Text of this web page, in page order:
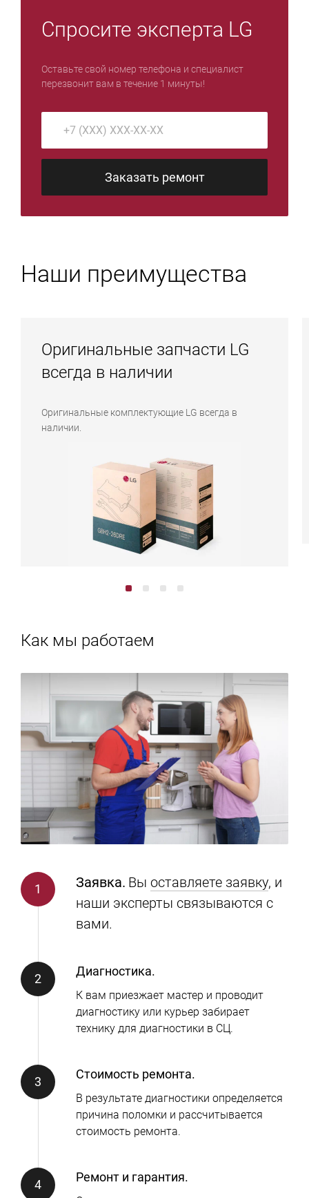
Спросите эксперта LG
Оставьте свой номер телефона и специалист
перезвонит вам в течение 1 минуты!
Заказать ремонт
Наши преимущества
Оригинальные запчасти LG
всегда в наличии
Оригинальные комплектующие LG всегда в
наличии.
Как мы работаем
Заявка. Вы оставляете заявку, и
наши эксперты связываются с
вами.
Диагностика.
К вам приезжает мастер и проводит
диагностику или курьер забирает
технику для диагностики в СЦ.
Стоимость ремонта.
В результате диагностики определяется
причина поломки и рассчитывается
стоимость ремонта.
Ремонт и гарантия.